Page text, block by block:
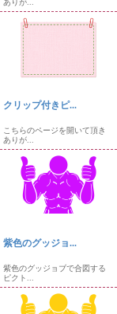
ありが...
クリップ付きピ...
こちらのページを開いて頂き
ありが...
紫色のグッジョ...
紫色のグッジョブで合図する
ピクト...